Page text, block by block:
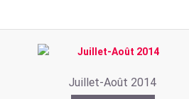
Juillet-Août 2014